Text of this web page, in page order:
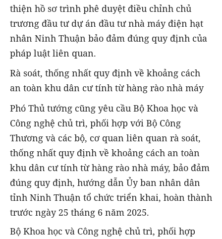
thiện hồ sơ trình phê duyệt điều chỉnh chủ
trương đầu tư dự án đầu tư nhà máy điện hạt
nhân Ninh Thuận bảo đảm đúng quy định của
pháp luật liên quan.
Rà soát, thống nhất quy định về khoảng cách
an toàn khu dân cư tính từ hàng rào nhà máy
Phó Thủ tướng cũng yêu cầu Bộ Khoa học và
Công nghệ chủ trì, phối hợp với Bộ Công
Thương và các bộ, cơ quan liên quan rà soát,
thống nhất quy định về khoảng cách an toàn
khu dân cư tính từ hàng rào nhà máy, bảo đảm
đúng quy định, hướng dẫn Ủy ban nhân dân
tỉnh Ninh Thuận tổ chức triển khai, hoàn thành
trước ngày 25 tháng 6 năm 2025.
Bộ Khoa học và Công nghệ chủ trì, phối hợp